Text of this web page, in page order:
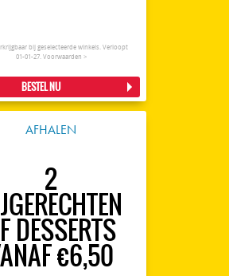
bij geselecteerde winkels. Verloopt
01-01-27. Voorwaarden >
BESTEL NU
AFHALEN
2
DESSERTS
€6,50